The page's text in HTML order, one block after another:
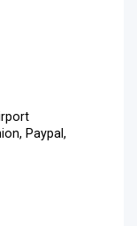
Paypal,